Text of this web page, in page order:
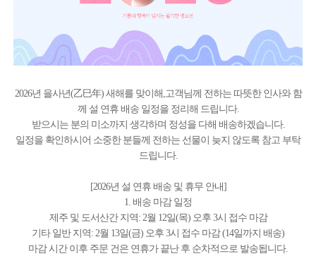
지
회
2026년 을사년(乙巳年) 새해를 맞이해,고객님께 전하는 따뜻한 인사와 함
께 설 연휴 배송 일정을 정리해 드립니다.
받으시는 분의 미소까지 생각하며 정성을 다해 배송하겠습니다.
일정을 확인하시어 소중한 분들께 전하는 선물이 늦지 않도록 참고 부탁
드립니다.
[2026년 설 연휴 배송 및 휴무 안내]
1. 배송 마감 일정
제주 및 도서산간 지역: 2월 12일(목) 오후 3시 접수 마감
기타 일반 지역: 2월 13일(금) 오후 3시 접수 마감 (14일까지 배송)
마감 시간 이후 주문 건은 연휴가 끝난 후 순차적으로 발송됩니다.